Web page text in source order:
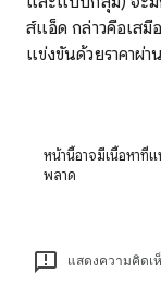
ส์แอ็ด กล่าวคือเสมื
แข่งขันด้วยราคาผ่า
หน้านี้อาจมีเนื้อหาที่
พลาด
แสดงความคิดเ